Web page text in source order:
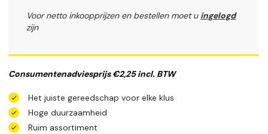
Voor netto inkoopprijzen en bestellen moet u ingelogd
zijn
Consumentenadviesprijs €2,25 incl. BTW
Het juiste gereedschap voor elke klus
Hoge duurzaamheid
Ruim assortiment